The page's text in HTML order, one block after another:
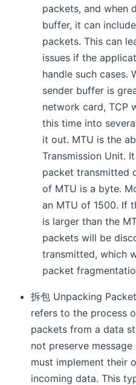
packets, and when
buffer, it can
packets. This can
issues if the
handle such cases.
sender buffer is
network card, TCP
this time into
it out. MTU is the
Transmission Unit.
packet transmitted
of MTU is a byte.
an MTU of 1500. If
is larger than the
packets will be
transmitted, which
packet
拆包 Unpacking
refers to the process
packets from a data
not preserve
must implement their
incoming data. This